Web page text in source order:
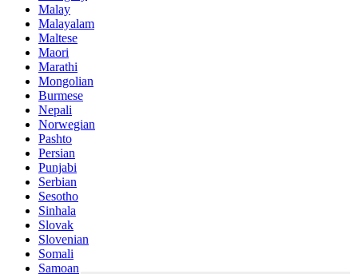
Malay
Malayalam
Maltese
Maori
Marathi
Mongolian
Burmese
Nepali
Norwegian
Pashto
Persian
Punjabi
Serbian
Sesotho
Sinhala
Slovak
Slovenian
Somali
Samoan